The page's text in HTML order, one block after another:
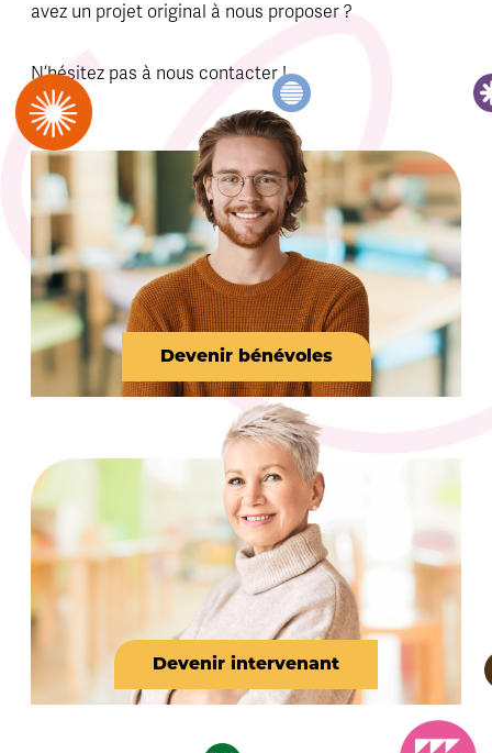
avez un projet original à nous proposer ?
N’hésitez pas à nous contacter !
Devenir bénévoles
Devenir intervenant